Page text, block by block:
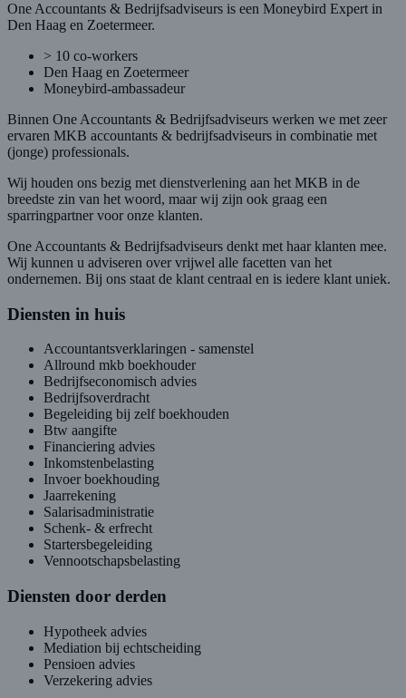
One Accountants & Bedrijfsadviseurs is een Moneybird Expert in
Den Haag en Zoetermeer.
> 10 co-workers
Den Haag en Zoetermeer
Moneybird-ambassadeur
Binnen One Accountants & Bedrijfsadviseurs werken we met zeer
ervaren MKB accountants & bedrijfsadviseurs in combinatie met
(jonge) professionals.
Wij houden ons bezig met dienstverlening aan het MKB in de
breedste zin van het woord, maar wij zijn ook graag een
sparringpartner voor onze klanten.
One Accountants & Bedrijfsadviseurs denkt met haar klanten mee.
Wij kunnen u adviseren over vrijwel alle facetten van het
ondernemen. Bij ons staat de klant centraal en is iedere klant uniek.
Diensten in huis
Accountantsverklaringen - samenstel
Allround mkb boekhouder
Bedrijfseconomisch advies
Bedrijfsoverdracht
Begeleiding bij zelf boekhouden
Btw aangifte
Financiering advies
Inkomstenbelasting
Invoer boekhouding
Jaarrekening
Salarisadministratie
Schenk- & erfrecht
Startersbegeleiding
Vennootschapsbelasting
Diensten door derden
Hypotheek advies
Mediation bij echtscheiding
Pensioen advies
Verzekering advies